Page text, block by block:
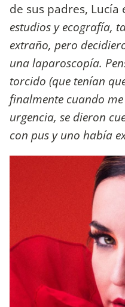
de sus padres, Lucía
estudios y ecografía,
extraño, pero
una laparoscopía.
torcido (que tenían
finalmente cuando
urgencia, se dieron
con pus y uno había